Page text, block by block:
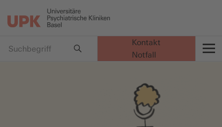
Kontakt
Notfall